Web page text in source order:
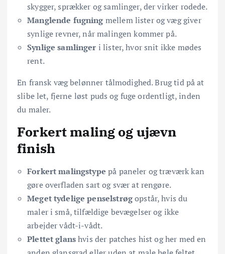
skygger, sprækker og samlinger, der virker rodede.
Manglende fugningmellem lister og væg giver
synlige revner, når malingen kommer på.
Synlige samlinger i lister, hvor snit ikke mødes
rent.
En fransk væg belønner tålmodighed. Brug tid på at
slibe let, fjerne løst puds og fuge ordentligt, inden
du maler.
Forkert maling og ujævn
finish
Forkert malingstype på paneler og træværk kan
gøre overfladen sart og svær at rengøre.
Meget tydelige penselstrøgopstår, hvis du
maler i små, tilfældige bevægelser og ikke
arbejder vådt-i-vådt.
Plettet glanshvis der patches hist og her med en